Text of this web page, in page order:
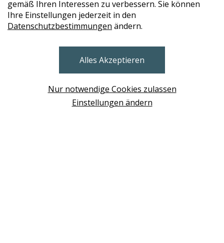
gemäß Ihren Interessen zu verbessern. Sie können
Ihre Einstellungen jederzeit in den
Datenschutzbestimmungen ändern.
Alles Akzeptieren
Nur notwendige Cookies zulassen
Einstellungen ändern
BRUNN AM GEBIRGE